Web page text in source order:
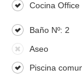
Cocina Office
Baño Nº: 2
Aseo
Piscina